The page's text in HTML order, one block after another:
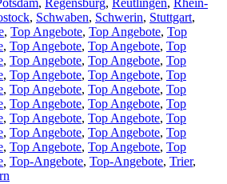
, Regensburg, Reutlingen, Rhein-
, Schwaben, Schwerin, Stuttgart,
, Top Angebote, Top Angebote, Top
, Top Angebote, Top Angebote, Top
, Top Angebote, Top Angebote, Top
, Top Angebote, Top Angebote, Top
, Top Angebote, Top Angebote, Top
, Top Angebote, Top Angebote, Top
, Top Angebote, Top Angebote, Top
, Top Angebote, Top Angebote, Top
, Top Angebote, Top Angebote, Top
, Top-Angebote, Top-Angebote, Trier,